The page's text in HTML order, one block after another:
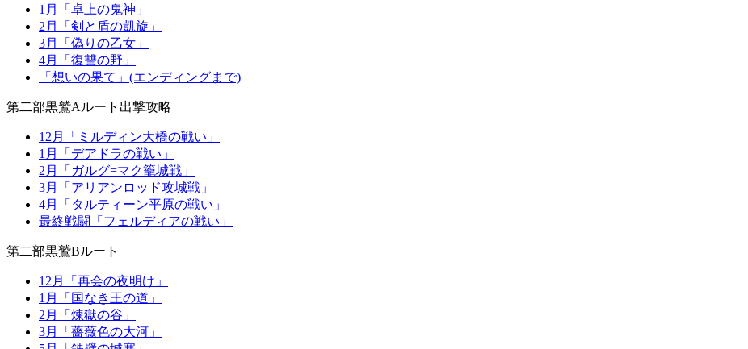
1月「卓上の鬼神」
2月「剣と盾の凱旋」
3月「偽りの乙女」
4月「復讐の野」
「想いの果て」(エンディングまで)
第二部黒鷲Aルート出撃攻略
12月「ミルディン大橋の戦い」
1月「デアドラの戦い」
2月「ガルグ=マク籠城戦」
3月「アリアンロッド攻城戦」
4月「タルティーン平原の戦い」
最終戦闘「フェルディアの戦い」
第二部黒鷲Bルート
12月「再会の夜明け」
1月「国なき王の道」
2月「煉獄の谷」
3月「薔薇色の大河」